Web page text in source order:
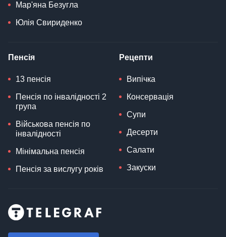
Мар'яна Безугла
Юлія Свириденко
Пенсія
13 пенсія
Пенсія по інвалідності 2
група
Військова пенсія по
інвалідності
Мінімальна пенсія
Пенсія за вислугу років
Рецепти
Випічка
Консервація
Супи
Десерти
Салати
Закуски